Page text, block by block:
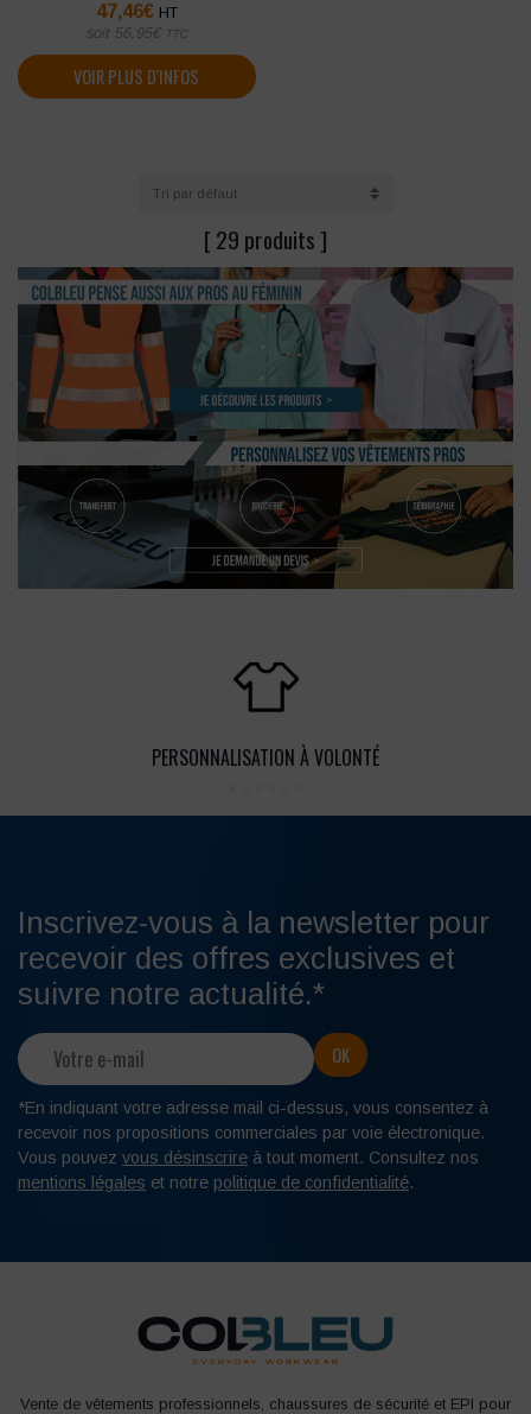
47,46€ HT
soit 56,95€ TTC
VOIR PLUS D'INFOS
[ 29 produits ]
PERSONNALISATION À VOLONTÉ
Inscrivez-vous à la newsletter pour
recevoir des offres exclusives et
suivre notre actualité.*
*En indiquant votre adresse mail ci-dessus, vous consentez à
recevoir nos propositions commerciales par voie électronique.
Vous pouvez vous désinscrire à tout moment. Consultez nos
mentions légales et notre politique de confidentialité.
Vente de vêtements professionnels, chaussures de sécurité et EPI pour